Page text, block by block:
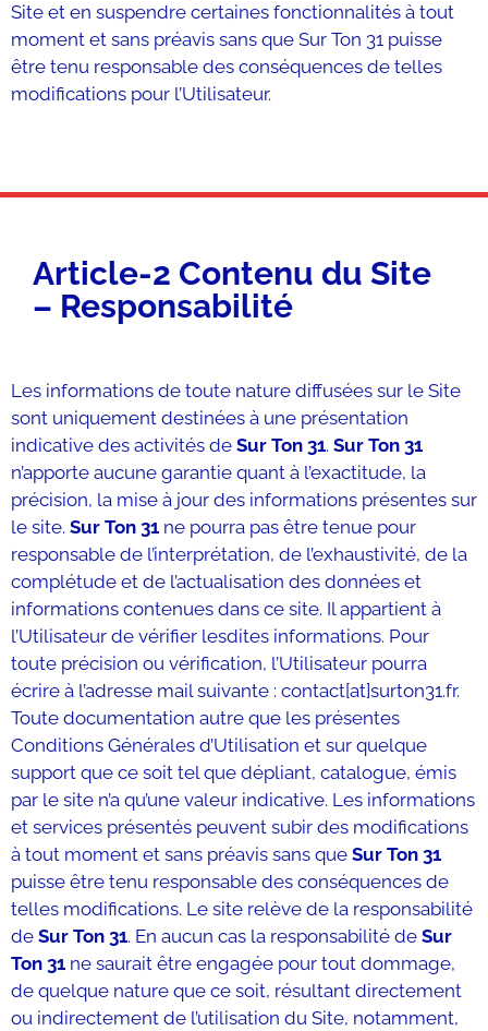
Site et en suspendre certaines fonctionnalités à tout
moment et sans préavis sans que Sur Ton 31 puisse
être tenu responsable des conséquences de telles
modifications pour l’Utilisateur.
Article-2 Contenu du Site
– Responsabilité
Les informations de toute nature diffusées sur le Site
sont uniquement destinées à une présentation
indicative des activités de Sur Ton 31. Sur Ton 31
n’apporte aucune garantie quant à l’exactitude, la
précision, la mise à jour des informations présentes sur
le site. Sur Ton 31 ne pourra pas être tenue pour
responsable de l’interprétation, de l’exhaustivité, de la
complétude et de l’actualisation des données et
informations contenues dans ce site. Il appartient à
l’Utilisateur de vérifier lesdites informations. Pour
toute précision ou vérification, l’Utilisateur pourra
écrire à l’adresse mail suivante : contact[at]surton31.fr.
Toute documentation autre que les présentes
Conditions Générales d’Utilisation et sur quelque
support que ce soit tel que dépliant, catalogue, émis
par le site n’a qu’une valeur indicative. Les informations
et services présentés peuvent subir des modifications
à tout moment et sans préavis sans que Sur Ton 31
puisse être tenu responsable des conséquences de
telles modifications. Le site relève de la responsabilité
de Sur Ton 31. En aucun cas la responsabilité de Sur
Ton 31 ne saurait être engagée pour tout dommage,
de quelque nature que ce soit, résultant directement
ou indirectement de l’utilisation du Site, notamment,